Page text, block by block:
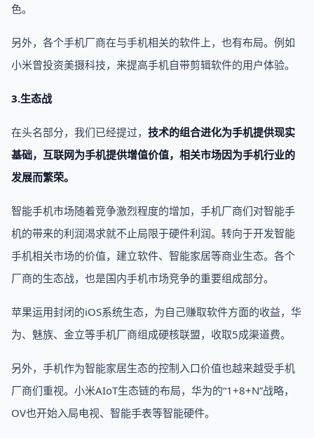
色。
另外，各个手机厂商在与手机相关的软件上，也有布局。例如
小米曾投资美摄科技，来提高手机自带剪辑软件的用户体验。
3.生态战
在头名部分，我们已经提过， 技术的组合进化为手机提供现实
基础，互联网为手机提供增值价值，相关市场因为手机行业的
发展而繁荣。
智能手机市场随着竞争激烈程度的增加，手机厂商们对智能手
机的带来的利润渴求就不止局限于硬件利润。转向于开发智能
手机相关市场的价值，建立软件、智能家居等商业生态。各个
厂商的生态战，也是国内手机市场竞争的重要组成部分。
苹果运用封闭的iOS系统生态，为自己赚取软件方面的收益，华
为、魅族、金立等手机厂商组成硬核联盟，收取5成渠道费。
另外，手机作为智能家居生态的控制入口价值也越来越受手机
厂商们重视。小米AIoT生态链的布局，华为的“1+8+N”战略，
OV也开始入局电视、智能手表等智能硬件。